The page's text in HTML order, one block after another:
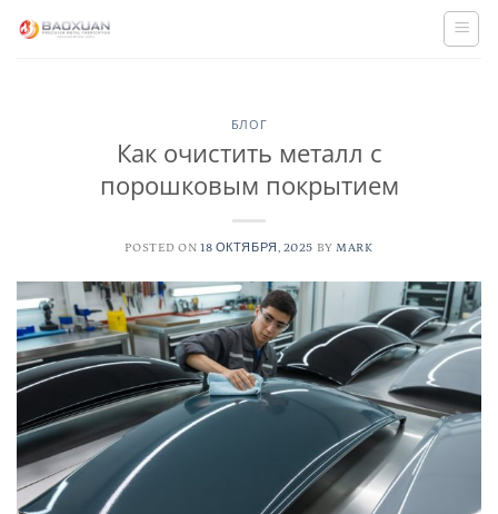
БЛОГ
Как очистить металл с
порошковым покрытием
POSTED ON18 ОКТЯБРЯ, 2025 BY MARK